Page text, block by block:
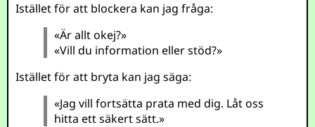
Istället för att blockera kan jag fråga:
«Är allt okej?»
«Vill du information eller stöd?»
Istället för att bryta kan jag säga:
«Jag vill fortsätta prata med dig. Låt oss
hitta ett säkert sätt.»